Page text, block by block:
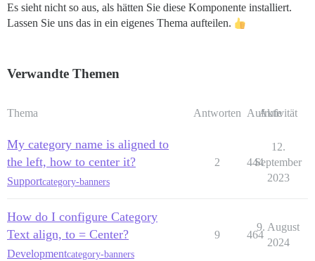
Es sieht nicht so aus, als hätten Sie diese Komponente installiert.
Lassen Sie uns das in ein eigenes Thema aufteilen.
Verwandte Themen
Thema Antworten Aufrufe
Aktivität
My category name is aligned to
the left, how to center it?
Supportcategory-banners
2 444
12.
September
2023
How do I configure Category
Text align, to = Center?
Developmentcategory-banners
9 464
9. August
2024